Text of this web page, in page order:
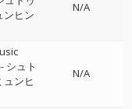
ンヒン
N/A
シュト
ュンヒ
N/A